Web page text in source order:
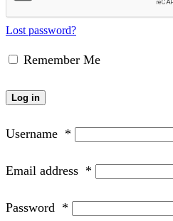
Lost password?
Remember Me
Log in
Username *
Email address *
Password *